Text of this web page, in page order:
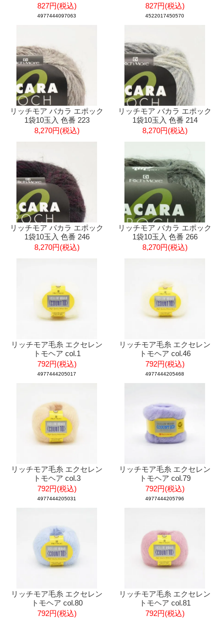
827円(税込)
4977444097063
827円(税込)
4522017450570
リッチモア バカラ エポック
1袋10玉入 色番 223
8,270円(税込)
リッチモア バカラ エポック
1袋10玉入 色番 214
8,270円(税込)
リッチモア バカラ エポック
1袋10玉入 色番 246
8,270円(税込)
リッチモア バカラ エポック
1袋10玉入 色番 266
8,270円(税込)
リッチモア毛糸 エクセレン
トモヘア col.1
792円(税込)
4977444205017
リッチモア毛糸 エクセレン
トモヘア col.46
792円(税込)
4977444205468
リッチモア毛糸 エクセレン
トモヘア col.3
792円(税込)
4977444205031
リッチモア毛糸 エクセレン
トモヘア col.79
792円(税込)
4977444205796
リッチモア毛糸 エクセレン
トモヘア col.80
792円(税込)
リッチモア毛糸 エクセレン
トモヘア col.81
792円(税込)